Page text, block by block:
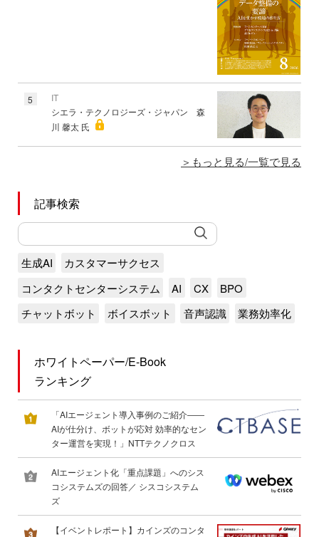
5
IT
シエラ・テクノロジーズ・ジャパン 森
川 馨太 氏
もっと見る/一覧で見る
記事検索
生成AI
カスタマーサクセス
コンタクトセンターシステム
AI CX
BPO
チャットボット
ボイスボット 音声認識 業務効率化
ホワイトペーパー/E-Book
ランキング
「AIエージェント導入事例のご紹介――
AIが仕分け、ボットが応対 効率的なセン
ター運営を実現！」NTTテクノクロス
AIエージェント化「重点課題」へのシス
コシステムズの回答／ シスコシステム
ズ
【イベントレポート】カインズのコンタ